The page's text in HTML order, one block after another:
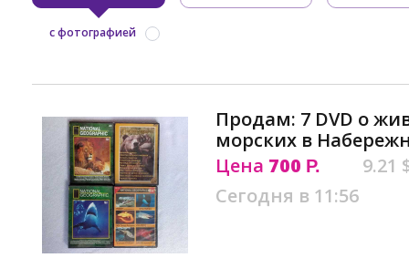
с фотографией
Продам: 7 DVD о
морских в
Цена 700 Р.
9.21
Сегодня в 11:56